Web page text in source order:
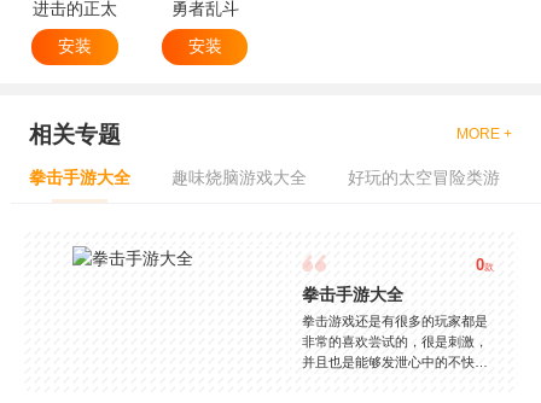
进击的正太
安装
勇者乱斗
安装
相关专题 MORE +
拳击手游大全 趣味烧脑游戏大全 好玩的太空冒险类游
0款
拳击手游大全
拳击游戏还是有很多的玩家都是
非常的喜欢尝试的，很是刺激，
并且也是能够发泄心中的不快